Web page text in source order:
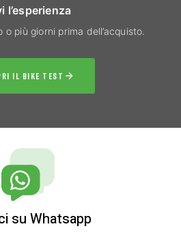
l’esperienza
più giorni prima dell’acquisto.
IL BIKE TEST
su Whatsapp